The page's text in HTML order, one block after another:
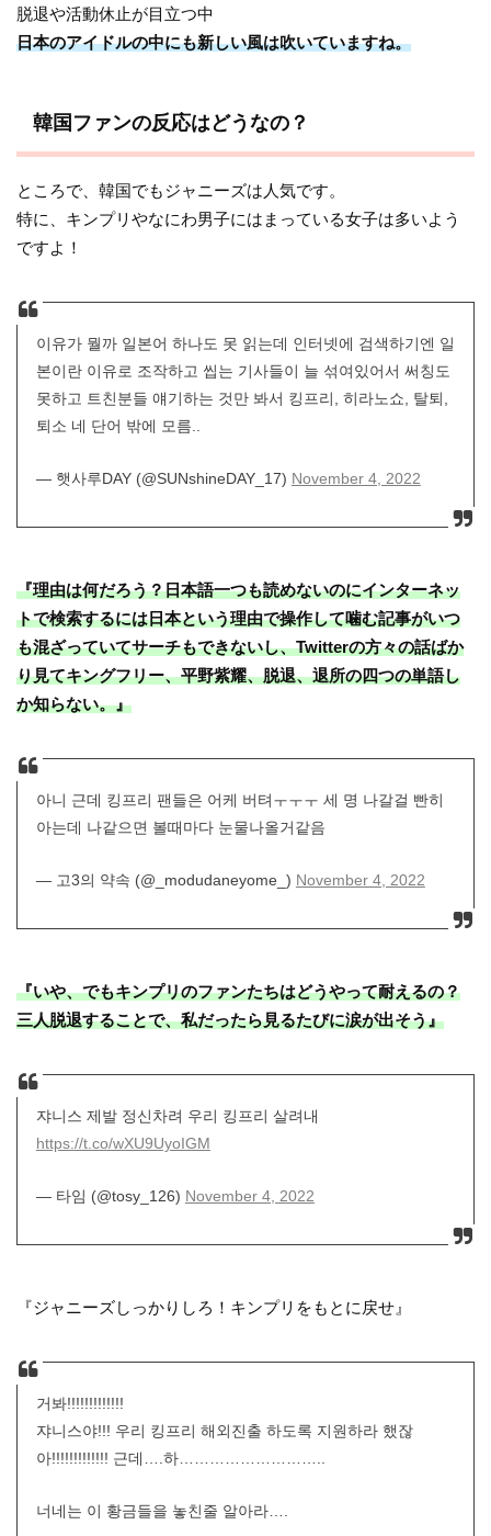
脱退や活動休止が目立つ中
日本のアイドルの中にも新しい風は吹いていますね。
韓国ファンの反応はどうなの？
ところで、韓国でもジャニーズは人気です。
特に、キンプリやなにわ男子にはまっている女子は多いよう
ですよ！
이유가 뭘까 일본어 하나도 못 읽는데 인터넷에 검색하기엔 일
본이란 이유로 조작하고 씹는 기사들이 늘 섞여있어서 써칭도
못하고 트친분들 얘기하는 것만 봐서 킹프리, 히라노쇼, 탈퇴,
퇴소 네 단어 밖에 모름..
— 햇사루DAY (@SUNshineDAY_17) November 4, 2022
『理由は何だろう？日本語一つも読めないのにインターネッ
トで検索するには日本という理由で操作して噛む記事がいつ
も混ざっていてサーチもできないし、Twitterの方々の話ばか
り見てキングフリー、平野紫耀、脱退、退所の四つの単語し
か知らない。』
아니 근데 킹프리 팬들은 어케 버텨ㅜㅜㅜ 세 명 나갈걸 빤히
아는데 나같으면 볼때마다 눈물나올거같음
— 고3의 약속 (@_modudaneyome_) November 4, 2022
『いや、でもキンプリのファンたちはどうやって耐えるの？
三人脱退することで、私だったら見るたびに涙が出そう』
쟈니스 제발 정신차려 우리 킹프리 살려내
https://t.co/wXU9UyoIGM
— 타임 (@tosy_126) November 4, 2022
『ジャニーズしっかりしろ！キンプリをもとに戻せ』
거봐!!!!!!!!!!!!!
쟈니스야!!! 우리 킹프리 해외진출 하도록 지원하라 했잖
아!!!!!!!!!!!!! 근데….하………………………..
너네는 이 황금들을 놓친줄 알아라….